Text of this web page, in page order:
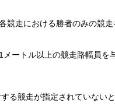
競走における勝者のみの競走
ートル以上の競走路幅員を
る競走が指定されていない